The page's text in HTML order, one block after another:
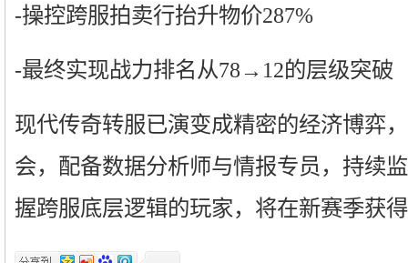
-操控跨服拍卖行抬升物价287%
-最终实现战力排名从78→12的层级突破
现代传奇转服已演变成精密的经济博弈
会，配备数据分析师与情报专员，持续
握跨服底层逻辑的玩家，将在新赛季获